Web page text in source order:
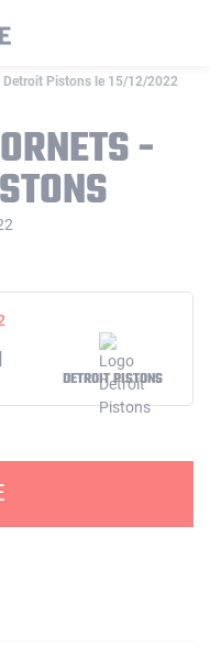
Detroit Pistons le 15/12/2022
-
DETROIT PISTONS